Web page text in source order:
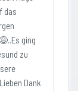
das
ging
zu
Dank